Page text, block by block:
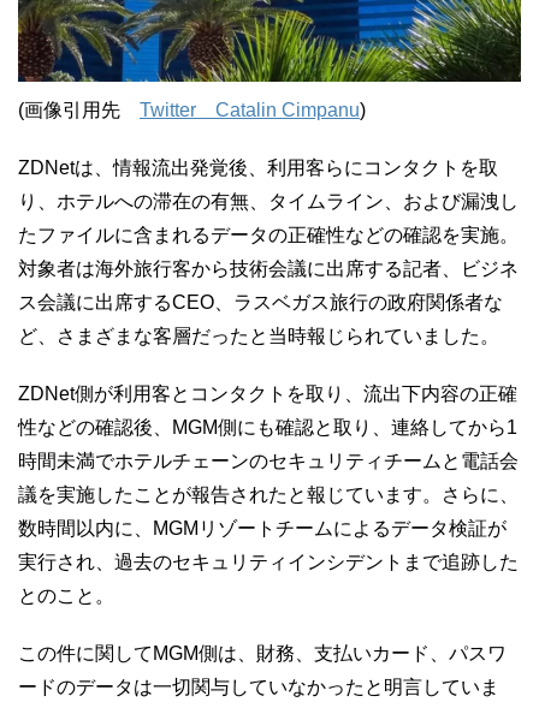
(画像引用先 Twitter Catalin Cimpanu)
ZDNetは、情報流出発覚後、利用客らにコンタクトを取
り、ホテルへの滞在の有無、タイムライン、および漏洩し
たファイルに含まれるデータの正確性などの確認を実施。
対象者は海外旅行客から技術会議に出席する記者、ビジネ
ス会議に出席するCEO、ラスベガス旅行の政府関係者な
ど、さまざまな客層だったと当時報じられていました。
ZDNet側が利用客とコンタクトを取り、流出下内容の正確
性などの確認後、MGM側にも確認と取り、連絡してから1
時間未満でホテルチェーンのセキュリティチームと電話会
議を実施したことが報告されたと報じています。さらに、
数時間以内に、MGMリゾートチームによるデータ検証が
実行され、過去のセキュリティインシデントまで追跡した
とのこと。
この件に関してMGM側は、財務、支払いカード、パスワ
ードのデータは一切関与していなかったと明言していま